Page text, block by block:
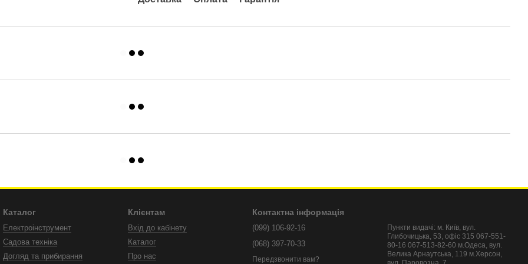
Каталог
Електроінструмент
Садова техніка
Догляд та прибирання
Клієнтам
Вхід до кабінету
Каталог
Про нас
Контактна інформація
(099) 106-92-16
(068) 397-70-33
Передзвонити вам?
Пункти видачі: м. Київ, вул.
Глибочицька, 53, офіс 315 067-551-
80-16 067-513-82-60 м.Одеса, вул.
Велика Арнаутська, 119 м.Херсон,